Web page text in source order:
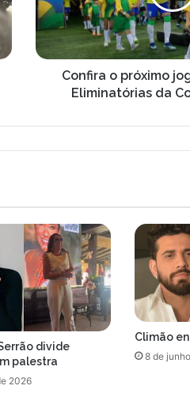
r
p
i
g
o
d
o
B
r
a
s
l
Confira o próximo
Eliminatórias da
divide
palestra
2026
Climão
8 de